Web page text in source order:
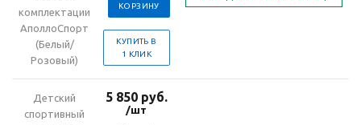
комплектации
АполлоСпорт
(Белый/
Розовый)
КОРЗИНУ
КУПИТЬ В
1 КЛИК
Детский
спортивный
5 850 руб.
/шт